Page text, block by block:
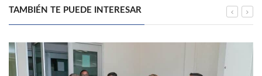
TAMBIÉN TE PUEDE INTERESAR